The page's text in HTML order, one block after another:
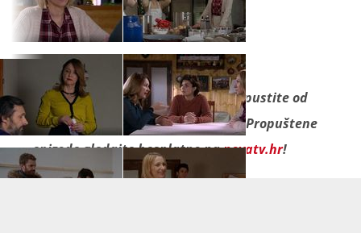
Seriju "Kud puklo da puklo" ne propustite od
ponedjeljka do petka na Novoj TV. Propuštene
epizode gledajte besplatno nanovatv.hr!